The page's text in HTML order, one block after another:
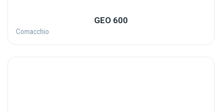
GEO 600
Comacchio